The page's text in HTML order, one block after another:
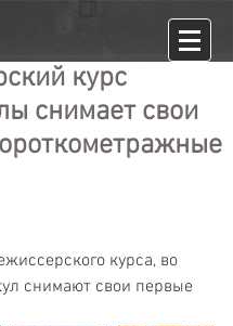
курс
снимает свои
снимают свои первые